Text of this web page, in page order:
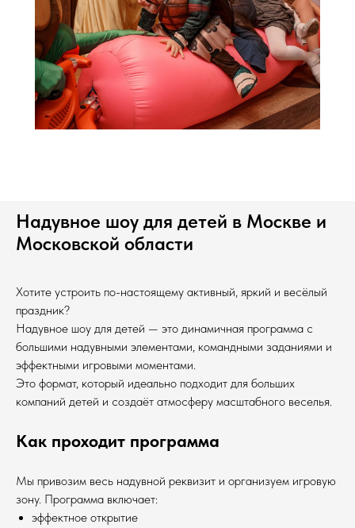
Надувное шоу для детей в Москве и
Московской области
Хотите устроить по-настоящему активный, яркий и весёлый
праздник?
Надувное шоу для детей — это динамичная программа с
большими надувными элементами, командными заданиями и
эффектными игровыми моментами.
Это формат, который идеально подходит для больших
компаний детей и создаёт атмосферу масштабного веселья.
Как проходит программа
Мы привозим весь надувной реквизит и организуем игровую
зону. Программа включает:
эффектное открытие